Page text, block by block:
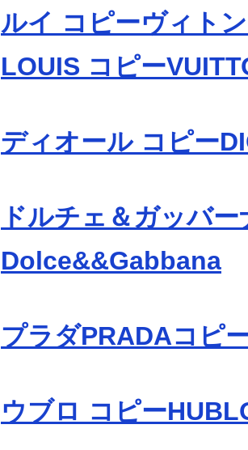
ルイ コピーヴィト
LOUIS コピー
ディオール コピー
ドルチェ＆ガッバ
Dolce&&Gabbana
プラダPRADAコピ
ウブロ コピー